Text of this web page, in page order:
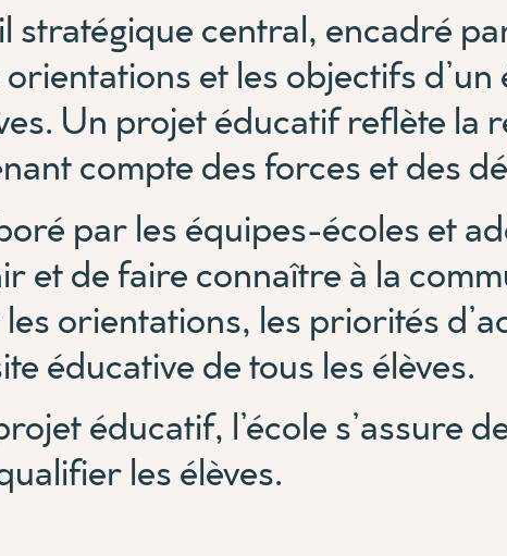
stratégique central, encadré
et les objectifs
Un projet éducatif reflète la
compte des forces et des
par les équipes-écoles et
et de faire connaître à la
les orientations, les priorités
éducative de tous les élèves.
éducatif, l’école s’assure
les élèves.